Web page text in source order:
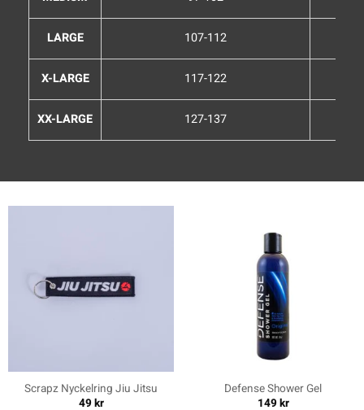
LARGE 107-112
X-LARGE 117-122
XX-LARGE 127-137
Scrapz Nyckelring Jiu Jitsu
49kr
Defense Shower Gel
149kr